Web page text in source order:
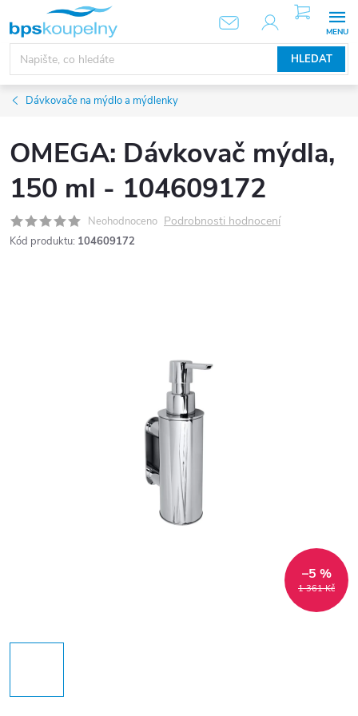
obsah
HLEDAT
NÁKUPNÍ
KOŠÍK
Dávkovače na mýdlo a mýdlenky
OMEGA: Dávkovač mýdla,
150 ml - 104609172
Neohodnoceno Podrobnosti hodnocení
Kód produktu: 104609172
1 361 Kč
–5 %